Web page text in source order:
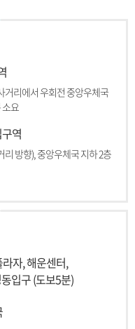
거리에서 우회전 중앙우체국
소요
역
방향), 중앙우체국 지하 2층
자, 해운센터,
입구 (도보5분)